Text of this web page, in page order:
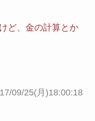
ど、金の計算とか
09/25(月)18:00:18